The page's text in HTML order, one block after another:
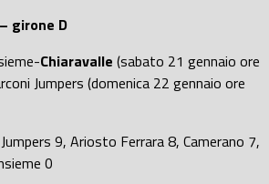
girone D
Chiaravalle (sabato 21 gennaio ore
Jumpers (domenica 22 gennaio ore
9, Ariosto Ferrara 8, Camerano 7,
0